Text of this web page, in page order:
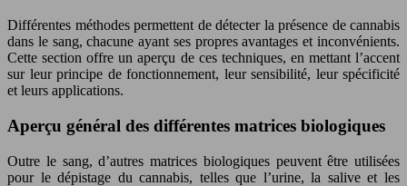
Différentes méthodes permettent de détecter la présence de cannabis
dans le sang, chacune ayant ses propres avantages et inconvénients.
Cette section offre un aperçu de ces techniques, en mettant l’accent
sur leur principe de fonctionnement, leur sensibilité, leur spécificité
et leurs applications.
Aperçu général des différentes matrices biologiques
Outre le sang, d’autres matrices biologiques peuvent être utilisées
pour le dépistage du cannabis, telles que l’urine, la salive et les